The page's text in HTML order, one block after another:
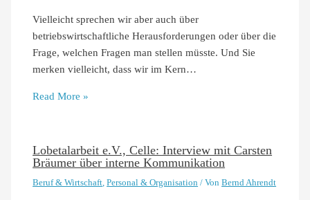
Vielleicht sprechen wir aber auch über
betriebswirtschaftliche Herausforderungen oder über die
Frage, welchen Fragen man stellen müsste. Und Sie
merken vielleicht, dass wir im Kern…
Read More »
Lobetalarbeit e.V., Celle: Interview mit Carsten
Bräumer über interne Kommunikation
Beruf & Wirtschaft ,Personal & Organisation / VonBernd Ahrendt